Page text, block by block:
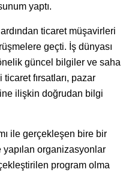
yaptı.
ticaret müşavirleri
geçti. İş dünyası
güncel bilgiler ve saha
ticaret fırsatları, pazar
ilişkin doğrudan bilgi
ile gerçekleşen bire bir
organizasyonlar
program olma